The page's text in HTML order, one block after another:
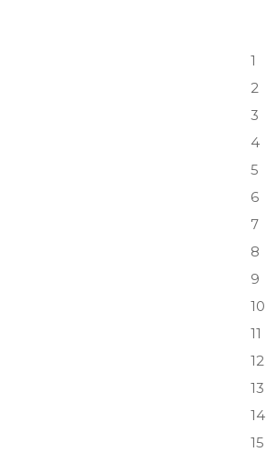
1
2
3
4
5
6
7
8
9
10
11
12
13
14
15